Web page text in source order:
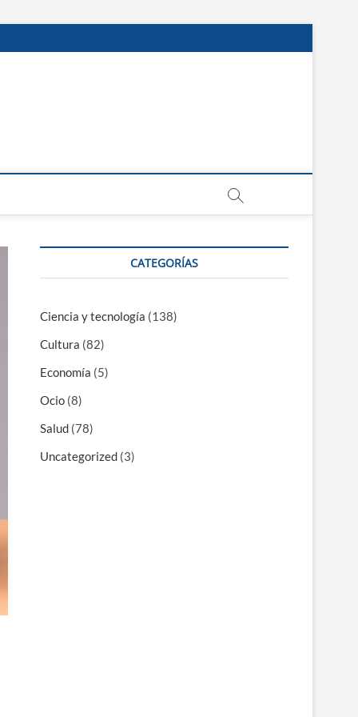
CATEGORÍAS
Ciencia y tecnología (138)
Cultura (82)
Economía (5)
Ocio (8)
Salud (78)
Uncategorized (3)